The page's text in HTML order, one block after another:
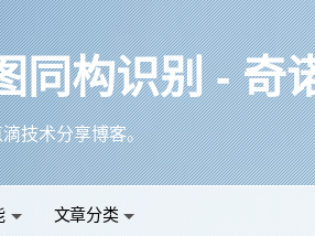
邮箱的话，填自己固定用的那个邮箱，在本博客邮箱就是你们的辨识ID。
单机小伙伴们可以正常下载了。
文章分类